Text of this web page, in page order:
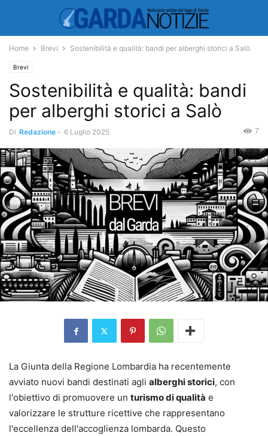
Home Brevi Sostenibilità e qualità: bandi per alberghi storici a Salò
Brevi
Sostenibilità e qualità: bandi
per alberghi storici a Salò
Di Redazione - 6 Luglio 2025 7
La Giunta della Regione Lombardia ha recentemente
avviato nuovi bandi destinati agli alberghi storici, con
l'obiettivo di promuovere un turismo di qualità e
valorizzare le strutture ricettive che rappresentano
l'eccellenza dell'accoglienza lombarda. Questo